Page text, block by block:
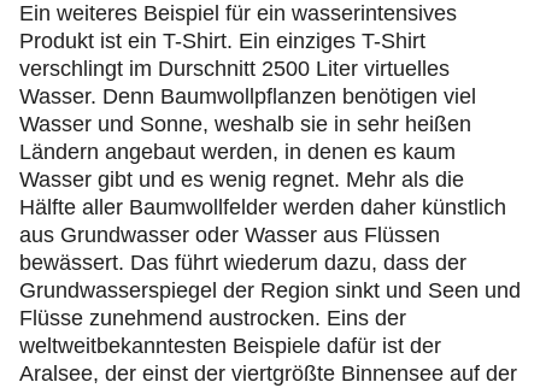
Ein weiteres Beispiel für ein wasserintensives
Produkt ist ein T-Shirt. Ein einziges T-Shirt
verschlingt im Durschnitt 2500 Liter virtuelles
Wasser. Denn Baumwollpflanzen benötigen viel
Wasser und Sonne, weshalb sie in sehr heißen
Ländern angebaut werden, in denen es kaum
Wasser gibt und es wenig regnet. Mehr als die
Hälfte aller Baumwollfelder werden daher künstlich
aus Grundwasser oder Wasser aus Flüssen
bewässert. Das führt wiederum dazu, dass der
Grundwasserspiegel der Region sinkt und Seen und
Flüsse zunehmend austrocken. Eins der
weltweitbekanntesten Beispiele dafür ist der
Aralsee, der einst der viertgrößte Binnensee auf der